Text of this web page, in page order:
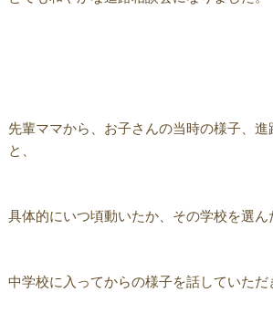
先輩ママから、お子さんの当時の様子、進
と、
具体的にいつ頃動いたか、その学校を選ん
中学校に入ってからの様子を話していただ